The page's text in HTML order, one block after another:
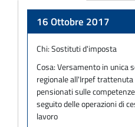
16 Ottobre 2017
Chi:Sostituti d'imposta
Cosa:Versamento in unica
regionale all'Irpef
pensionati sulle
seguito delle operazioni di
lavoro